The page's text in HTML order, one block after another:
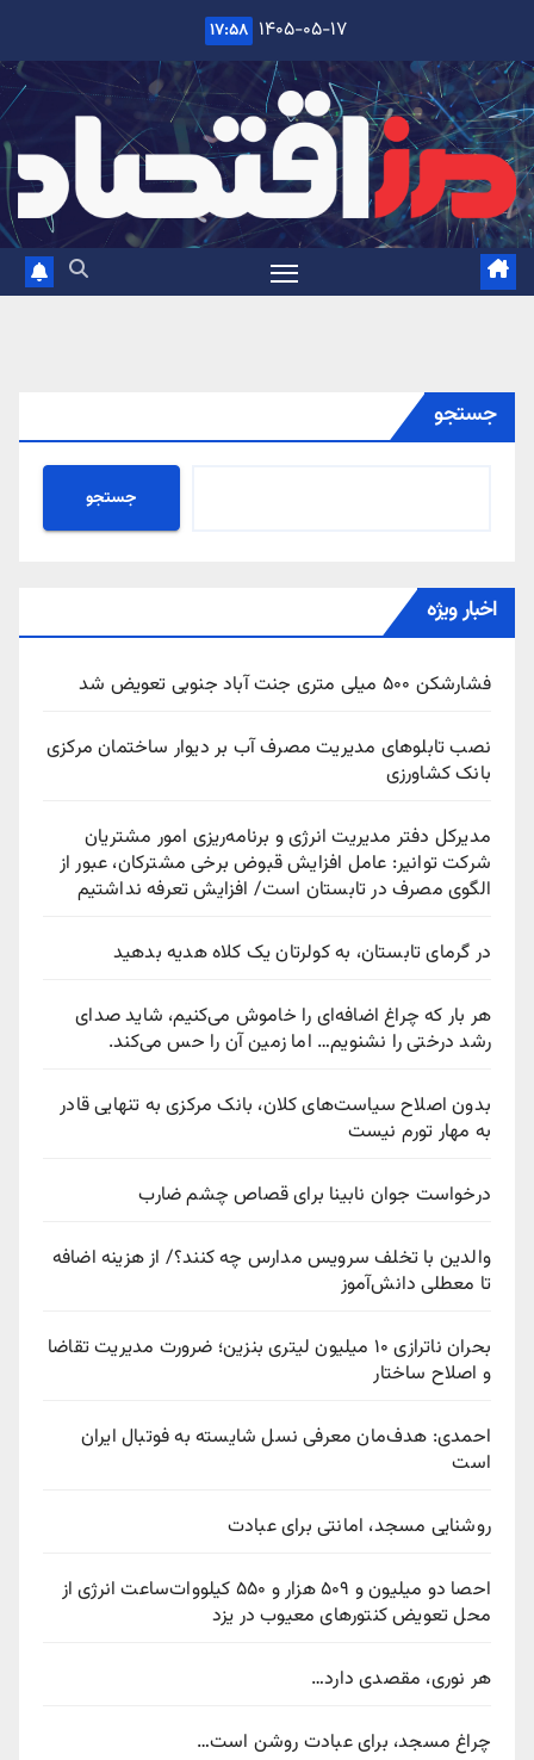
content
۱۴۰۵-۰۵-۱۷ ۱۷:۵۸
جستجو
جستجو
اخبار ویژه
فشارشکن ۵۰۰ میلی متری جنت آباد جنوبی تعویض شد
نصب تابلوهای مدیریت مصرف آب بر دیوار ساختمان مرکزی
بانک کشاورزی
مدیرکل دفتر مدیریت انرژی و برنامه‌ریزی امور مشتریان
شرکت توانیر: عامل افزایش قبوض برخی مشترکان، عبور از
الگوی مصرف در تابستان است/ افزایش تعرفه نداشتیم
در گرمای تابستان، به کولرتان یک کلاه هدیه بدهید
هر بار که چراغ اضافه‌ای را خاموش می‌کنیم، شاید صدای
رشد درختی را نشنویم… اما زمین آن را حس می‌کند.
بدون اصلاح سیاست‌های کلان، بانک مرکزی به تنهایی قادر
به مهار تورم نیست
درخواست جوان نابینا برای قصاص چشم ضارب
والدین با تخلف سرویس مدارس چه کنند؟/ از هزینه اضافه
تا معطلی دانش‌آموز
بحران ناترازی ۱۰ میلیون لیتری بنزین؛ ضرورت مدیریت تقاضا
و اصلاح ساختار
احمدی: هدف‌مان معرفی نسل شایسته به فوتبال ایران
است
روشنایی مسجد، امانتی برای عبادت
احصا دو میلیون و ۵۰۹ هزار و ۵۵۰ کیلووات‌ساعت انرژی از
محل تعویض کنتورهای معیوب در یزد
هر نوری، مقصدی دارد…
چراغ مسجد، برای عبادت روشن است…